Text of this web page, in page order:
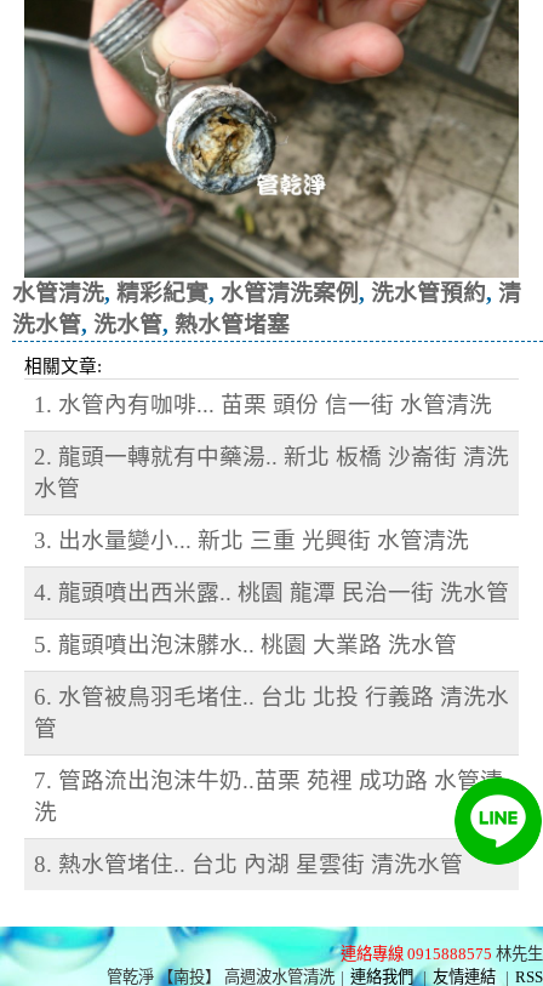
水管清洗, 精彩紀實, 水管清洗案例, 洗水管預約, 清
洗水管, 洗水管, 熱水管堵塞
相關文章:
1. 水管內有咖啡... 苗栗 頭份 信一街 水管清洗
2. 龍頭一轉就有中藥湯.. 新北 板橋 沙崙街 清洗
水管
3. 出水量變小... 新北 三重 光興街 水管清洗
4. 龍頭噴出西米露.. 桃園 龍潭 民治一街 洗水管
5. 龍頭噴出泡沫髒水.. 桃園 大業路 洗水管
6. 水管被鳥羽毛堵住.. 台北 北投 行義路 清洗水
管
7. 管路流出泡沫牛奶..苗栗 苑裡 成功路 水管清
洗
8. 熱水管堵住.. 台北 內湖 星雲街 清洗水管
連絡專線 0915888575 林先生
管乾淨 【南投】 高週波水管清洗 | 連絡我們 | 友情連結 | RSS